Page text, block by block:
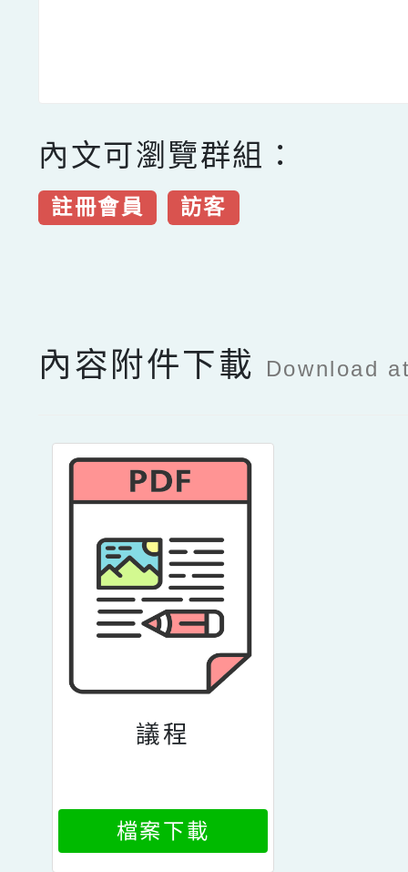
內文可瀏覽群組：
註冊會員 訪客
內容附件下載 Download
議程
檔案下載